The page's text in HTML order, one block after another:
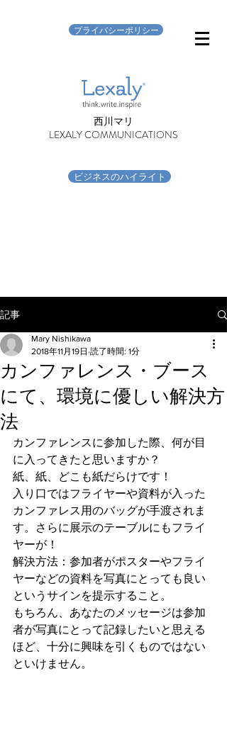
プライバシーポリシー
​西川マリ
LEXALY COMMUNICATIONS
ビジネスのハイライト
記事
カンファレンス・ブース
にて、環境に優しい解決方
法
Mary Nishikawa
2018年11月19日 読了時間: 1分
カンファレンスに参加した際、何が目
に入ってきたと思いますか？
紙、紙、どこも紙だらけです！
入り口ではフライヤーや資料が入った
カンファレス用のバッグが手渡されま
す。さらに展示のテーブルにもフライ
ヤーが！
解決方法：参加者がポスターやフライ
ヤーなどの資料を写真にとっても良い
というサインを提示すること。
もちろん、あなたのメッセージは参加
者が写真にとって記録したいと思える
ほど、十分に興味を引くものではない
といけません。